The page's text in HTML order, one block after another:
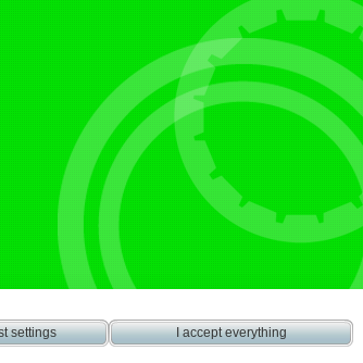
Mapa del web|Configuración de cookies
settings I accept everything